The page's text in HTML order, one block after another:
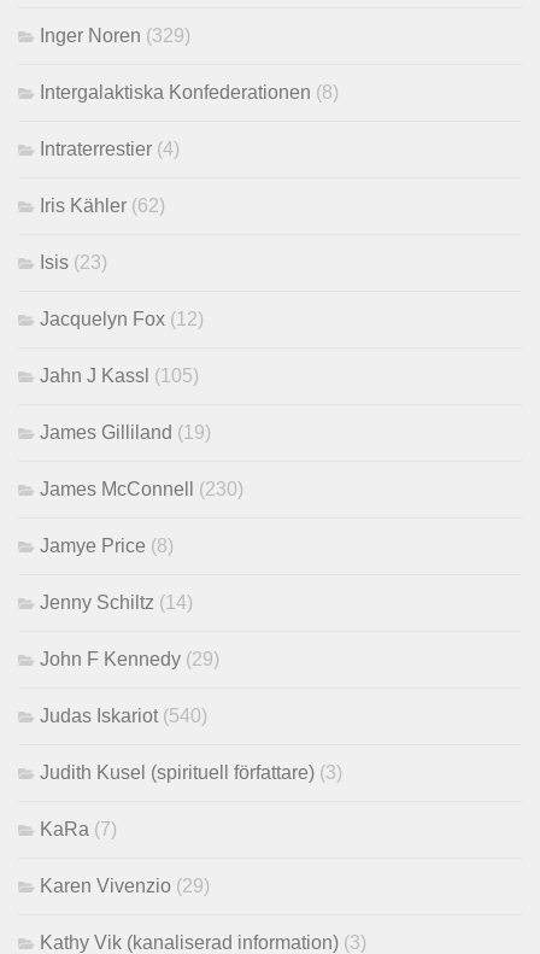
Inger Noren (329)
Intergalaktiska Konfederationen (8)
Intraterrestier (4)
Iris Kähler (62)
Isis (23)
Jacquelyn Fox (12)
Jahn J Kassl (105)
James Gilliland (19)
James McConnell (230)
Jamye Price (8)
Jenny Schiltz (14)
John F Kennedy (29)
Judas Iskariot (540)
Judith Kusel (spirituell författare) (3)
KaRa (7)
Karen Vivenzio (29)
Kathy Vik (kanaliserad information) (3)